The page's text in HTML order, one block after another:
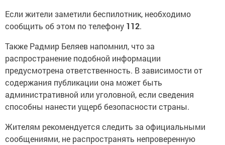
Если жители заметили беспилотник, необходимо
сообщить об этом по телефону 112.
Также Радмир Беляев напомнил, что за
распространение подобной информации
предусмотрена ответственность. В зависимости от
содержания публикации она может быть
административной или уголовной, если сведения
способны нанести ущерб безопасности страны.
Жителям рекомендуется следить за официальными
сообщениями, не распространять непроверенную